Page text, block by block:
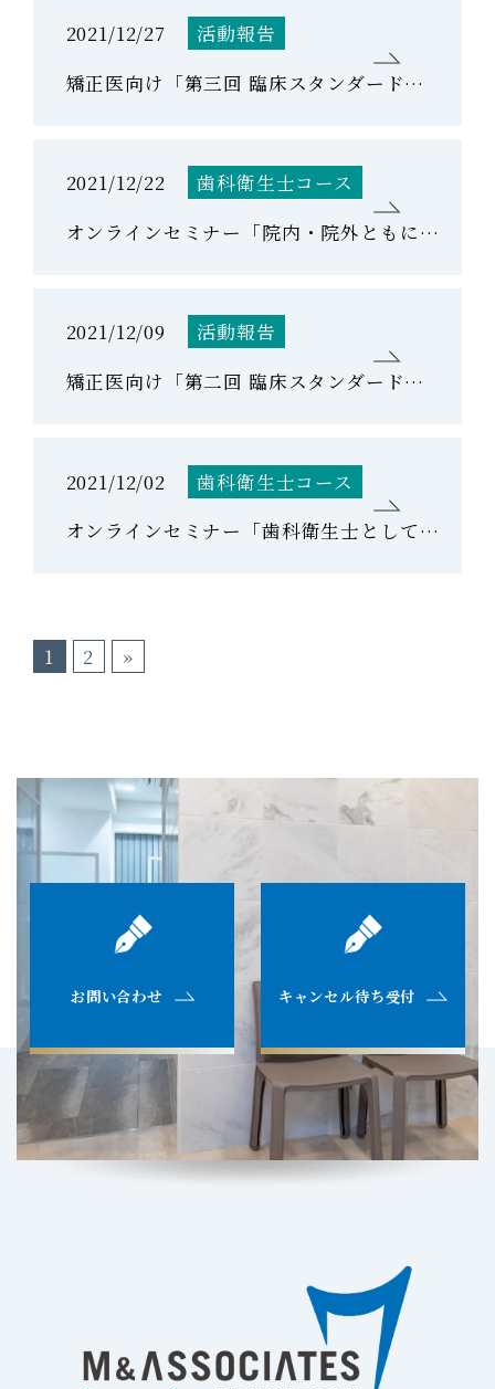
2021/12/27
活動報告
矯正医向け「第三回 臨床スタンダードコース」を開催しました。
2021/12/22
歯科衛生士コース
オンラインセミナー「院内・院外ともに求められる歯科衛生士になるキャリア形成」を開催しました。
2021/12/09
活動報告
矯正医向け「第二回 臨床スタンダードコース」を開催しました。
2021/12/02
歯科衛生士コース
オンラインセミナー「歯科衛生士として身に付けるコミュニケーション」を開催しました。
1 2 »
お問い合わせ キャンセル待ち受付